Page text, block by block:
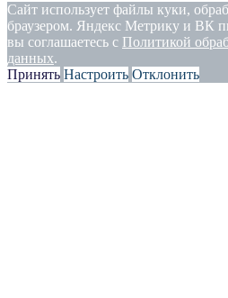
Сайт использует файлы куки,
браузером. Яндекс Метрику и ВК
вы соглашаетесь с Политикой
данных.
Принять Настроить Отклонить